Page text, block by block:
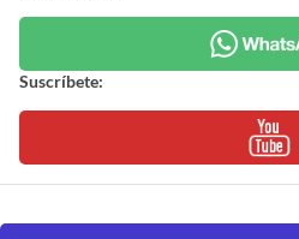
Suscríbete: